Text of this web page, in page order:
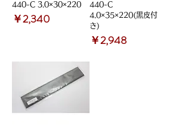
440-C 3.0×30×220
価格
￥2,340
440-C
4.0×35×220(黒皮付
き)
価格
￥2,948